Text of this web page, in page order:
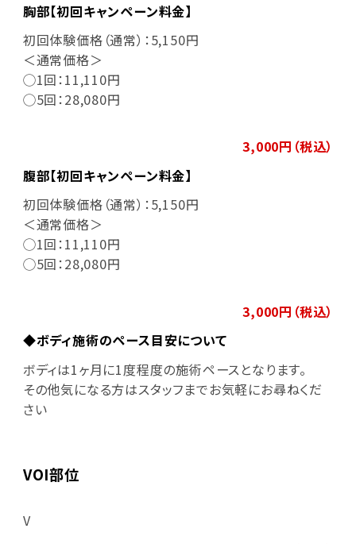
胸部【初回キャンペーン料金】
初回体験価格（通常）：5,150円
＜通常価格＞
◯1回：11,110円
◯5回：28,080円
3,000円（税込）
腹部【初回キャンペーン料金】
初回体験価格（通常）：5,150円
＜通常価格＞
◯1回：11,110円
◯5回：28,080円
3,000円（税込）
◆ボディ施術のペース目安について
ボディは1ヶ月に1度程度の施術ペースとなります。
その他気になる方はスタッフまでお気軽にお尋ねくだ
さい
VOI部位
V